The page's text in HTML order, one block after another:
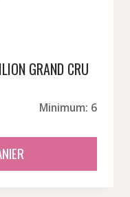
GRAND CRU
Minimum: 6